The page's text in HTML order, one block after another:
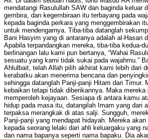
mendatangi Rasulullah SAW dan baginda keluar
gembira, dan kegembiraan itu terbayang pada
kepada baginda perkara yang menggembirakan
untuk mendengarnya. Tiba-tiba datanglah
Bani Hasyim yang di antaranya adalah al-Hasan
Apabila terpandangkan mereka, tiba-tiba kedua-
berlinangan lalu kami pun bertanya, “Wahai
sesuatu yang kami tidak sukai pada wajahmu.”
Ahlulbait, telah Allah pilih akhirat kami lebih dari
kerabatku akan menerima bencana dan
sehingga datanglah Panji-panji Hitam dari Timur.
kebaikan tetapi tidak diberikannya. Maka mereka
memperoleh kejayaan. Sesiapa di antara kamu
hidup pada masa itu, datangilah Imam yang dari
terpaksa merangkak di atas salji. Sungguh,
Panji-panji yang mendapat hidayah. Mereka
kepada seorang lelaki dari ahli keluargaku yang
dan nama bapanya seperti nama bapaku. Dia